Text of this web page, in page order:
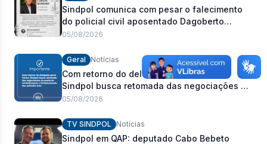
Sindpol comunica com pesar o falecimento
do policial civil aposentado Dagoberto
Carlos Romeiro
05/08/2026
Geral Notícias
Com retorno do delegado-geral Xavier,
Sindpol busca retomada das negociações da
pauta de reivindicações e fortalecimento dos
05/08/2026
TV SINDPOL Notícias
Sindpol em QAP: deputado Cabo Bebeto